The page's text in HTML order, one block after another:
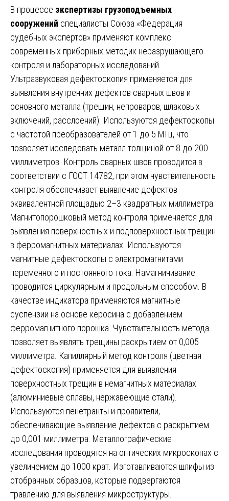
В процессе экспертизы грузоподъемных
сооружений специалисты Союза «Федерация
судебных экспертов» применяют комплекс
современных приборных методик неразрушающего
контроля и лабораторных исследований.
Ультразвуковая дефектоскопия применяется для
выявления внутренних дефектов сварных швов и
основного металла (трещин, непроваров, шлаковых
включений, расслоений). Используются дефектоскопы
с частотой преобразователей от 1 до 5 МГц, что
позволяет исследовать металл толщиной от 8 до 200
миллиметров. Контроль сварных швов проводится в
соответствии с ГОСТ 14782, при этом чувствительность
контроля обеспечивает выявление дефектов
эквивалентной площадью 2–3 квадратных миллиметра.
Магнитопорошковый метод контроля применяется для
выявления поверхностных и подповерхностных трещин
в ферромагнитных материалах. Используются
магнитные дефектоскопы с электромагнитами
переменного и постоянного тока. Намагничивание
проводится циркулярным и продольным способом. В
качестве индикатора применяются магнитные
суспензии на основе керосина с добавлением
ферромагнитного порошка. Чувствительность метода
позволяет выявлять трещины раскрытием от 0,005
миллиметра. Капиллярный метод контроля (цветная
дефектоскопия) применяется для выявления
поверхностных трещин в немагнитных материалах
(алюминиевые сплавы, нержавеющие стали).
Используются пенетранты и проявители,
обеспечивающие выявление дефектов с раскрытием
до 0,001 миллиметра. Металлографические
исследования проводятся на оптических микроскопах с
увеличением до 1000 крат. Изготавливаются шлифы из
отобранных образцов, которые подвергаются
травлению для выявления микроструктуры.